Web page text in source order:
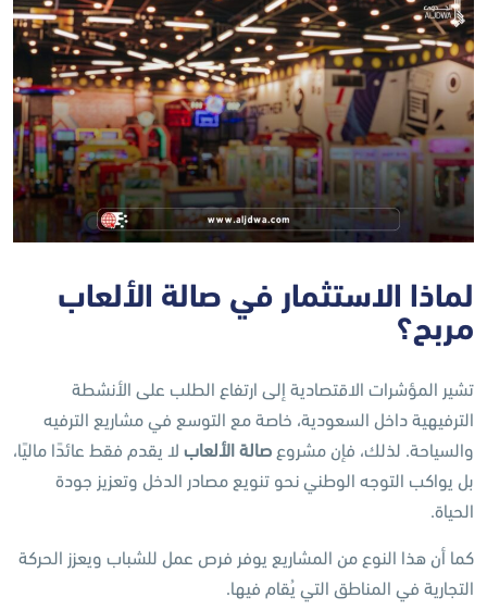
لماذا الاستثمار في صالة الألعاب
مربح؟
تشير المؤشرات الاقتصادية إلى ارتفاع الطلب على الأنشطة
الترفيهية داخل السعودية، خاصة مع التوسع في مشاريع الترفيه
والسياحة. لذلك، فإن مشروع صالة الألعاب لا يقدم فقط عائدًا ماليًا،
بل يواكب التوجه الوطني نحو تنويع مصادر الدخل وتعزيز جودة
الحياة.
كما أن هذا النوع من المشاريع يوفر فرص عمل للشباب ويعزز الحركة
التجارية في المناطق التي يُقام فيها.